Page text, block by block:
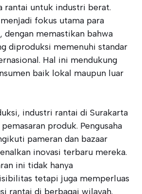
rantai untuk industri berat.
fokus utama para
dengan memastikan bahwa
diproduksi memenuhi standar
Hal ini mendukung
baik lokal maupun luar
industri rantai di Surakarta
produk. Pengusaha
pameran dan bazaar
inovasi terbaru mereka.
ini tidak hanya
tetapi juga memperluas
rantai di berbagai wilayah.